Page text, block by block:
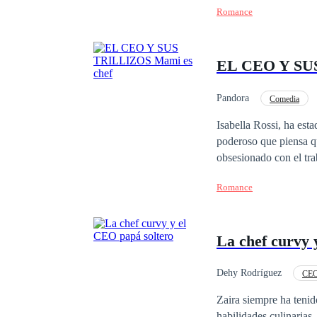
decepción. Llevaba
ella lo cautiva, pero
orgullo ha venido
cuerpo y no sabe si lo
Romance
EL CEO Y
Pandora Comedia
Isabella Rossi, ha
poderoso que piensa
obsesionado con el
arrogante CEO tarde
despiadada o la
Romance
La chef curvy
Dehy Rodríguez
Zaira siempre ha